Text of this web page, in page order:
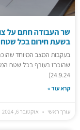
שר העבודה חתם על
בשעת חירום בכל
בעקבות המצב המיוחד
שהוכרז בעורף בכל שטח
24.9.24)
קרא עוד »
עורך ראשי אוקטובר 6, 2024